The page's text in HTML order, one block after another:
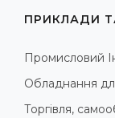
ПРИКЛАДИ
Промисловий
Обладнання
Торгівля,